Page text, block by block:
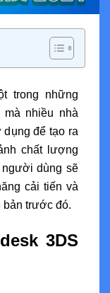
trong những
nhiều nhà
để tạo ra
chất lượng
dùng sẽ
cải tiến và
bản trước đó.
3DS